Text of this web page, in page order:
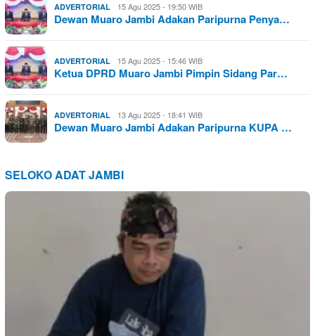
ADVERTORIAL 15 Agu 2025 - 19:50 WIB
Dewan Muaro Jambi Adakan Paripurna Penya…
ADVERTORIAL 15 Agu 2025 - 15:46 WIB
Ketua DPRD Muaro Jambi Pimpin Sidang Par…
ADVERTORIAL 13 Agu 2025 - 18:41 WIB
Dewan Muaro Jambi Adakan Paripurna KUPA …
SELOKO ADAT JAMBI